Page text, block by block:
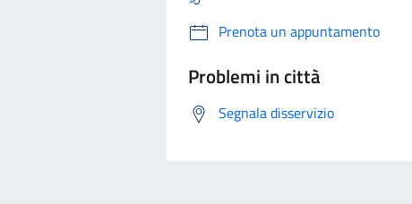
Prenota un appuntamento
Problemi in città
Segnala disservizio